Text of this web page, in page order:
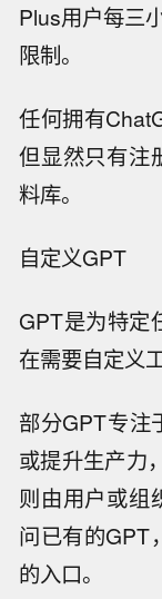
Plus用户每三
限制。
任何拥有
但显然只有注
料库。
自定义GPT
GPT是为特定
在需要自定义
部分GPT专注
或提升生产力
则由用户或组
问已有的GPT
的入口。